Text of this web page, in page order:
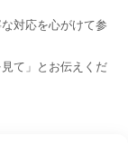
対応を心がけて参
て」とお伝えくだ